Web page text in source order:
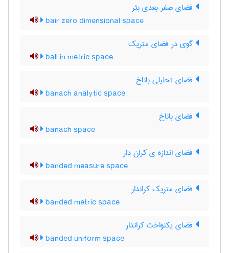
فضای صفر بعدی بئر
bair zero dimensional space
گوی در فضای متریک
ball in metric space
فضای تحلیلی باناخ
banach analytic space
فضای باناخ
banach space
فضای اندازه ی کران دار
banded measure space
فضای متریک کراندار
banded metric space
فضای یکنواخت کراندار
banded uniform space